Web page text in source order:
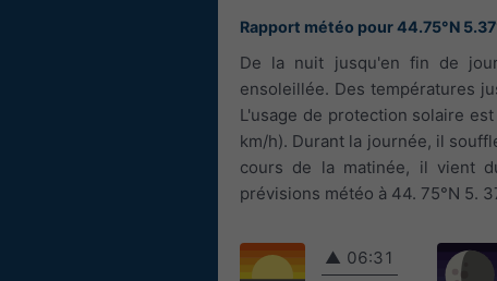
Rapport météo pour 44.75°N
De la nuit jusqu'en fin de
ensoleillée. Des températures
L'usage de protection solaire
km/h). Durant la journée, il
cours de la matinée, il vient
prévisions météo à 44. 75°N 5.
▲ 06:31